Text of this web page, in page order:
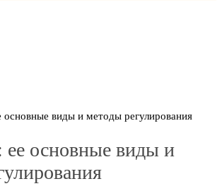
основные виды и методы регулирования
основные виды и